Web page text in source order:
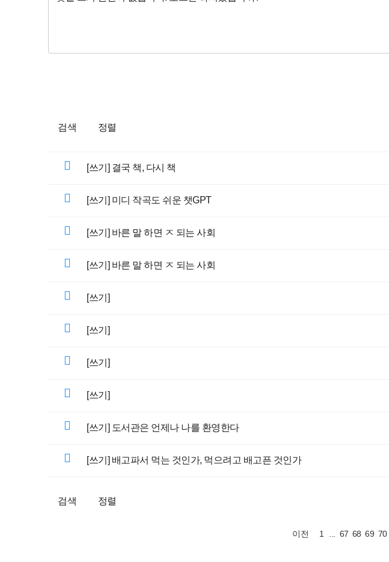
검색 정렬
[쓰기] 결국 책, 다시 책
[쓰기] 미디 작곡도 쉬운 챗GPT
[쓰기] 바른 말 하면 ㅈ 되는 사회
[쓰기] 바른 말 하면 ㅈ 되는 사회
[쓰기]
[쓰기]
[쓰기]
[쓰기]
[쓰기] 도서관은 언제나 나를 환영한다
[쓰기] 배고파서 먹는 것인가, 먹으려고 배고픈 것인가
검색 정렬
이전 1 67 68 69 70